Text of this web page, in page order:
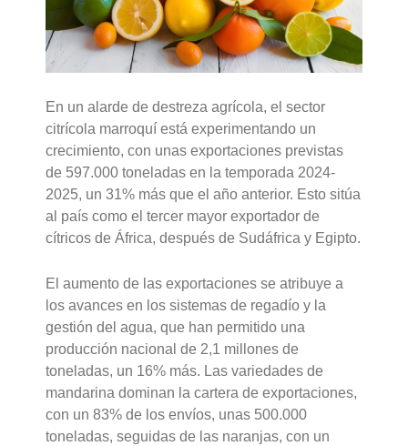
En un alarde de destreza agrícola, el sector
citrícola marroquí está experimentando un
crecimiento, con unas exportaciones previstas
de 597.000 toneladas en la temporada 2024-
2025, un 31% más que el año anterior. Esto sitúa
al país como el tercer mayor exportador de
cítricos de África, después de Sudáfrica y Egipto.
El aumento de las exportaciones se atribuye a
los avances en los sistemas de regadío y la
gestión del agua, que han permitido una
producción nacional de 2,1 millones de
toneladas, un 16% más. Las variedades de
mandarina dominan la cartera de exportaciones,
con un 83% de los envíos, unas 500.000
toneladas, seguidas de las naranjas, con un